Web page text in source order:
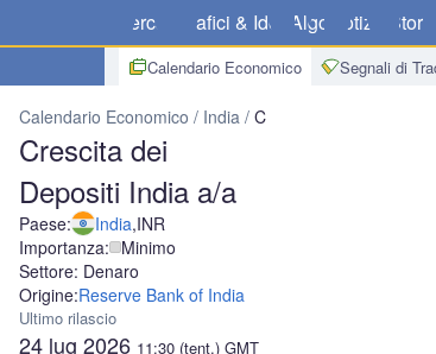
Mercati Grafici & Idee Algo Notizie Store
Calendario Economico Segnali di
Calendario Economico India Crescita dei Depositi
Crescita dei
Depositi India a/a
Paese: India,INR
Importanza: Minimo
Settore: Denaro
Origine:Reserve Bank of India
Ultimo rilascio
24 lug 2026 11:30 (tent.) GMT